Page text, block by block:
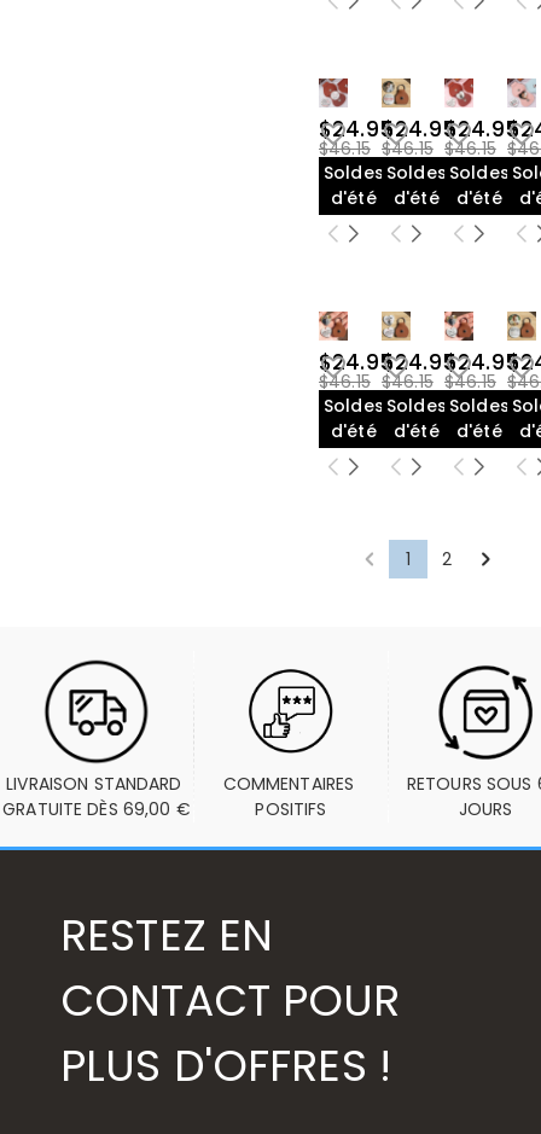
$24.95
$46.15
Soldes
d'été
$24.95
$46.15
Soldes
d'été
$24.95
$46.15
Soldes
d'été
$24.95
$46.15
Soldes
d'été
$24.95
$46.15
Soldes
d'été
$24.95
$46.15
Soldes
d'été
1 2
LIVRAISON STANDARD
GRATUITE DÈS 69,00 €
COMMENTAIRES
POSITIFS
RETOURS SOUS
JOURS
RESTEZ EN
CONTACT POUR
PLUS D'OFFRES !